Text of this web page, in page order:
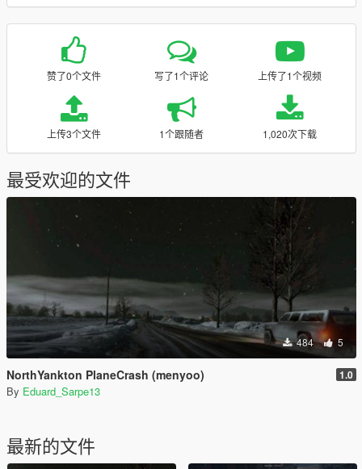
赞了0个文件 写了1个评论 上传了1个视频
上传3个文件 1个跟随者 1,020次下载
最受欢迎的文件
484 5
NorthYankton PlaneCrash (menyoo) 1.0
By Eduard_Sarpe13
最新的文件